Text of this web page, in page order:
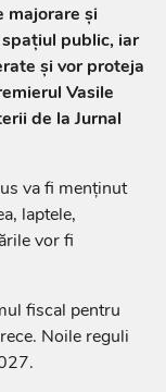
majorare și
public, iar
și vor proteja
Vasile
de la Jurnal
va fi menținut
laptele,
vor fi
fiscal pentru
Noile reguli